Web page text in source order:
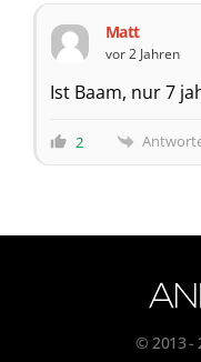
Matt
vor 2 Jahren
Ist Baam, nur 7
2
© 2013 -